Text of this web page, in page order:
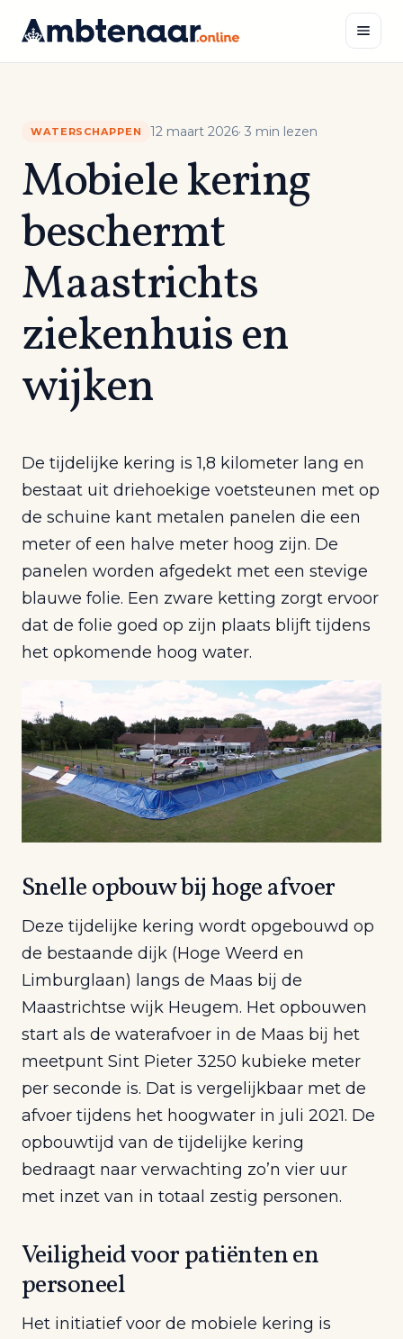
inhoud
WATERSCHAPPEN 12 maart 2026· 3 min lezen
Mobiele kering
beschermt
Maastrichts
ziekenhuis en
wijken
De tijdelijke kering is 1,8 kilometer lang en
bestaat uit driehoekige voetsteunen met op
de schuine kant metalen panelen die een
meter of een halve meter hoog zijn. De
panelen worden afgedekt met een stevige
blauwe folie. Een zware ketting zorgt ervoor
dat de folie goed op zijn plaats blijft tijdens
het opkomende hoog water.
Snelle opbouw bij hoge afvoer
Deze tijdelijke kering wordt opgebouwd op
de bestaande dijk (Hoge Weerd en
Limburglaan) langs de Maas bij de
Maastrichtse wijk Heugem. Het opbouwen
start als de waterafvoer in de Maas bij het
meetpunt Sint Pieter 3250 kubieke meter
per seconde is. Dat is vergelijkbaar met de
afvoer tijdens het hoogwater in juli 2021. De
opbouwtijd van de tijdelijke kering
bedraagt naar verwachting zo’n vier uur
met inzet van in totaal zestig personen.
Veiligheid voor patiënten en
personeel
Het initiatief voor de mobiele kering is